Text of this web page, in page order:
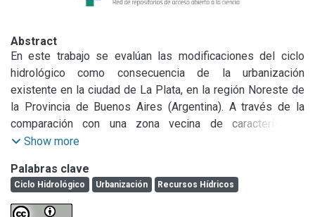
Abstract
En este trabajo se evalúan las modificaciones del ciclo
hidrológico como consecuencia de la urbanización
existente en la ciudad de La Plata, en la región Noreste de
la Provincia de Buenos Aires (Argentina). A través de la
comparación con una zona vecina de características
hidrológicas similares, pero sin el fuerte efecto de las
reconocidas en el escurrimiento superficial, la infiltración, la
hidrodinámica e hidroquímica superficial y subterránea. Los
resultados obtenidos indican una disminución de la
Show more
Palabras clave
Ciclo Hidrológico Urbanización Recursos Hídricos